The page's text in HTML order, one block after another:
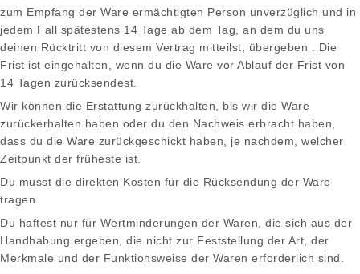
zum Empfang der Ware ermächtigten Person unverzüglich und in
jedem Fall spätestens 14 Tage ab dem Tag, an dem du uns
deinen Rücktritt von diesem Vertrag mitteilst, übergeben . Die
Frist ist eingehalten, wenn du die Ware vor Ablauf der Frist von
14 Tagen zurücksendest.
Wir können die Erstattung zurückhalten, bis wir die Ware
zurückerhalten haben oder du den Nachweis erbracht haben,
dass du die Ware zurückgeschickt haben, je nachdem, welcher
Zeitpunkt der früheste ist.
Du musst die direkten Kosten für die Rücksendung der Ware
tragen.
Du haftest nur für Wertminderungen der Waren, die sich aus der
Handhabung ergeben, die nicht zur Feststellung der Art, der
Merkmale und der Funktionsweise der Waren erforderlich sind.